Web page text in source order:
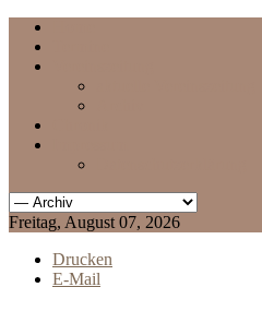
Freitag, August 07, 2026
Drucken
E-Mail